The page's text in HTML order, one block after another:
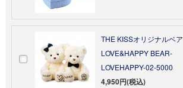
THE KISSオリジナルベア
LOVE&HAPPY BEAR-
LOVEHAPPY-02-5000
4,950円(税込)